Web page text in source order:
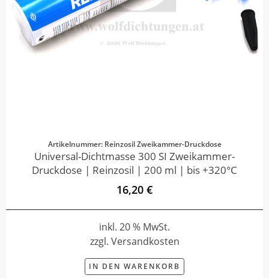
Artikelnummer: Reinzosil Zweikammer-Druckdose
Universal-Dichtmasse 300 SI Zweikammer-
Druckdose | Reinzosil | 200 ml | bis +320°C
16,20 €
inkl. 20 % MwSt.
zzgl. Versandkosten
IN DEN WARENKORB